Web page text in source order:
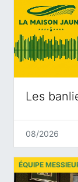
Les
08/2026
ÉQUIPE